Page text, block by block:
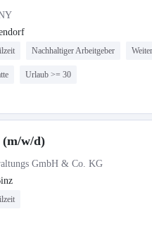
Nachhaltiger Arbeitgeber
Urlaub >= 30
w/d)
GmbH & Co. KG